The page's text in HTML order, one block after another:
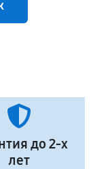
до 2-х
лет